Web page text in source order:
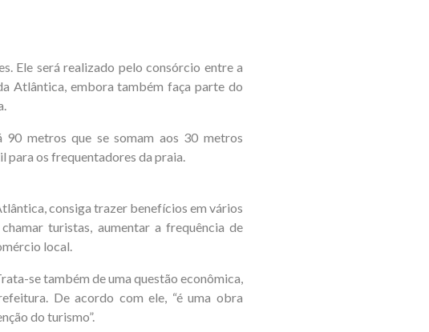
Ele será realizado pelo consórcio entre a
Atlântica, embora também faça parte do
metros que se somam aos 30 metros
os frequentadores da praia.
consiga trazer benefícios em vários
turistas, aumentar a frequência de
local.
se também de uma questão econômica,
De acordo com ele, “é uma obra
do turismo”.